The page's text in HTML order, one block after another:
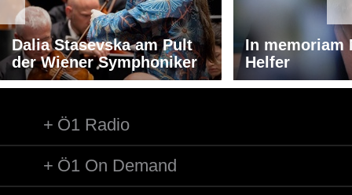
Dalia Stasevska am Pult
der Wiener Symphoniker
In memoriam
Helfer
Ö1 Radio
Ö1 On Demand